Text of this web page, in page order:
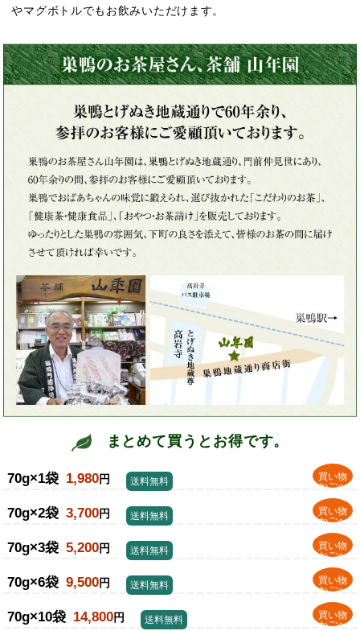
やマグボトルでもお飲みいただけます。
まとめて買うとお得です。
70g×1袋 1,980円
買い物
かごへ
送料無料
70g×2袋 3,700円
買い物
かごへ
送料無料
70g×3袋 5,200円
買い物
かごへ
送料無料
70g×6袋 9,500円
買い物
かごへ
送料無料
70g×10袋 14,800円
買い物
かごへ
送料無料